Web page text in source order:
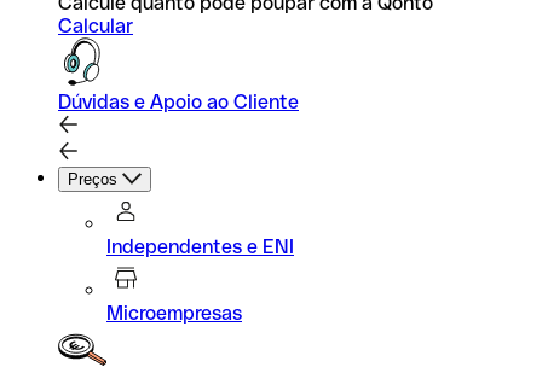
Calcular
Dúvidas e Apoio ao Cliente
Preços
Independentes e ENI
Microempresas